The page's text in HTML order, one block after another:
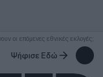
οι επόμενες εθνικές εκλογές;
Ψήφισε Εδώ